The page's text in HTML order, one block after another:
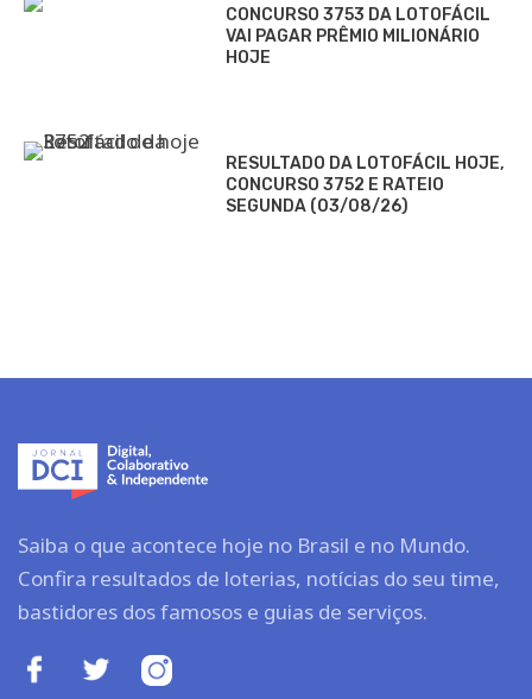
CONCURSO 3753 DA LOTOFÁCIL
VAI PAGAR PRÊMIO MILIONÁRIO
HOJE
RESULTADO DA LOTOFÁCIL HOJE,
CONCURSO 3752 E RATEIO
SEGUNDA (03/08/26)
Saiba o que acontece hoje no Brasil e no Mundo.
Confira resultados de loterias, notícias do seu time,
bastidores dos famosos e guias de serviços.